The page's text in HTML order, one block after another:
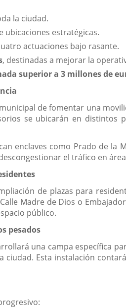
la ciudad.
ubicaciones estratégicas.
actuaciones bajo rasante.
, destinadas a mejorar la
superior a 3 millones de
de fomentar una
se ubicarán en
enclaves como Prado de la
el tráfico en
de plazas para
Madre de Dios o
público.
pesados
una campa específica
Esta instalación